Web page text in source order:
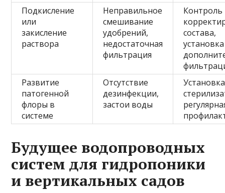
Подкисление
или
закисление
раствора
Неправильное
смешивание
удобрений,
недостаточная
фильтрация
Контроль
состава,
установка
Развитие
патогенной
флоры в
системе
Отсутствие
дезинфекции,
застои воды
Будущее водопроводных
систем для гидропоники
и вертикальных садов